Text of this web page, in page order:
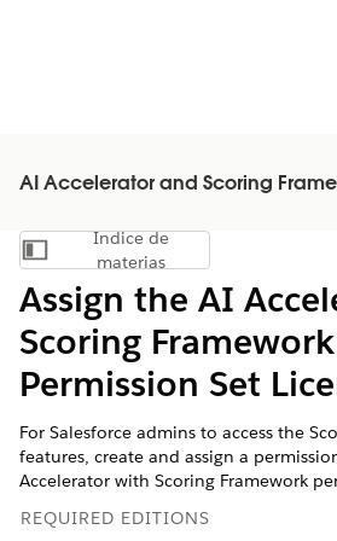
AI Accelerator and Scoring
Mostrar índice de materias
Índice de
materias
Assign the AI
Scoring Framework
Permission Set
For Salesforce admins to access the
features, create and assign a
Accelerator with Scoring Framework
REQUIRED EDITIONS